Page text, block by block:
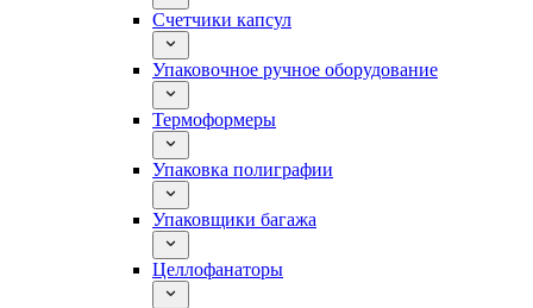
Счетчики капсул
Упаковочное ручное оборудование
Термоформеры
Упаковка полиграфии
Упаковщики багажа
Целлофанаторы